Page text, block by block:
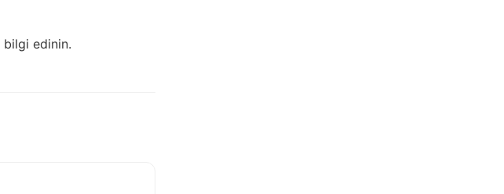
bilgi edinin.